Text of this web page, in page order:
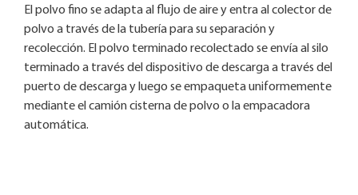
El polvo fino se adapta al flujo de aire y entra al colector de
polvo a través de la tubería para su separación y
recolección. El polvo terminado recolectado se envía al silo
terminado a través del dispositivo de descarga a través del
puerto de descarga y luego se empaqueta uniformemente
mediante el camión cisterna de polvo o la empacadora
automática.